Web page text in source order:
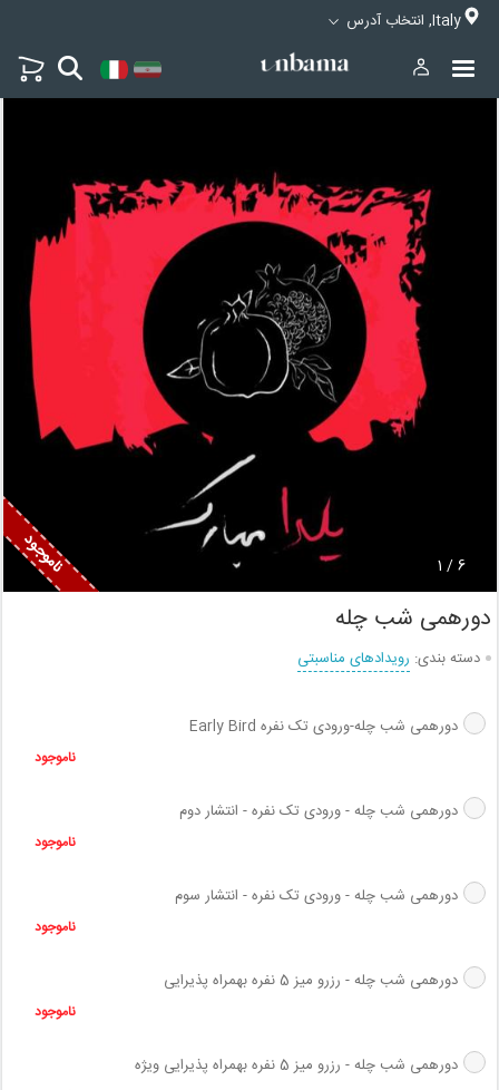
Italy, انتخاب آدرس
6 /
1
دورهمی شب چله
دسته بندی: رویدادهای مناسبتی
دورهمی شب چله-ورودی تک نفره Early Bird
ناموجود
دورهمی شب چله - ورودی تک نفره - انتشار دوم
ناموجود
دورهمی شب چله - ورودی تک نفره - انتشار سوم
ناموجود
دورهمی شب چله - رزرو میز 5 نفره بهمراه پذیرایی
ناموجود
دورهمی شب چله - رزرو میز 5 نفره بهمراه پذیرایی ویژه